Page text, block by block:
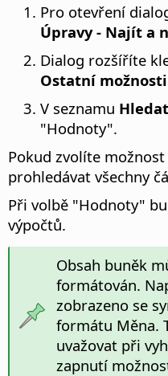
Pro otevření
Úpravy - Najít a
Dialog rozšíříte
Ostatní možnosti
V seznamu
"Hodnoty".
Pokud zvolíte
prohledávat všechny
Při volbě "Hodnoty"
výpočtů.
Obsah buněk
formátován.
zobrazeno se
formátu Měna.
uvažovat při
zapnutí